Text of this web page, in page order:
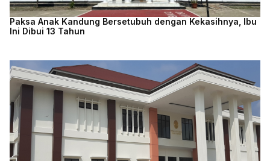
Paksa Anak Kandung Bersetubuh dengan Kekasihnya, Ibu
Ini Dibui 13 Tahun